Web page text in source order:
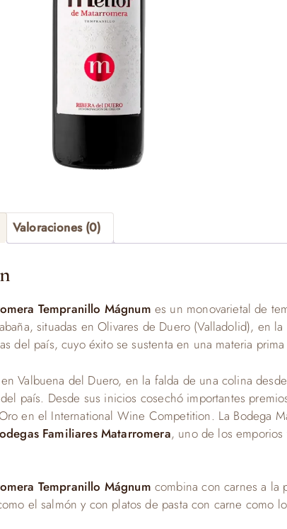
Valoraciones (0)
Tempranillo Mágnum es un monovarietal de
situadas en Olivares de Duero (Valladolid), en la
del país, cuyo éxito se sustenta en una materia
Valbuena del Duero, en la falda de una colina
país. Desde sus inicios cosechó importantes
en el International Wine Competition. La Bodega
Familiares Matarromera, uno de los
Tempranillo Mágnum combina con carnes a la
el salmón y con platos de pasta con carne como